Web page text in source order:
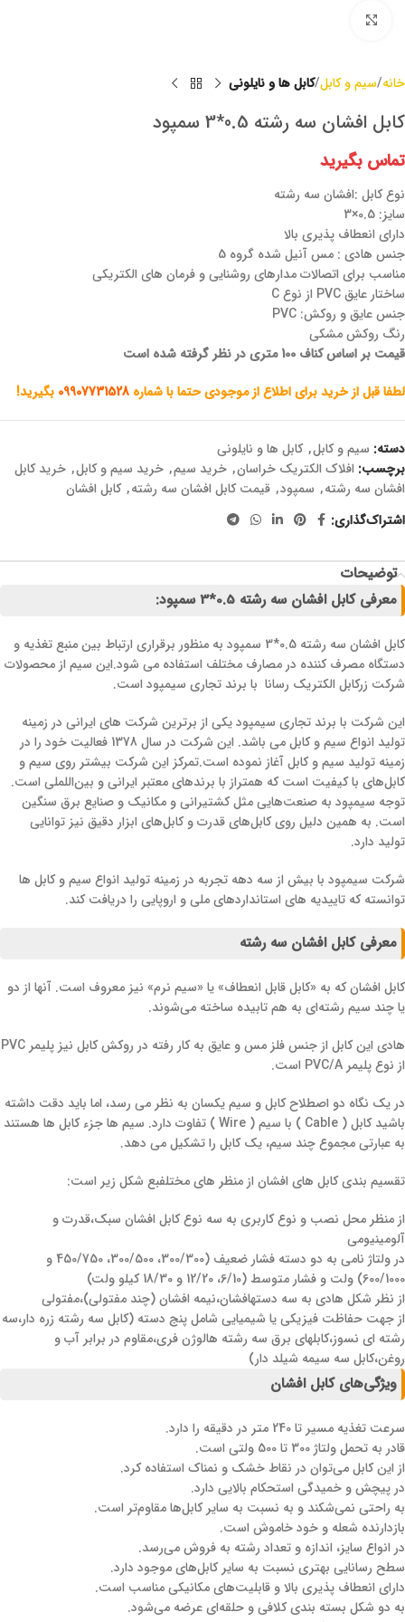
خانه سیم و کابل کابل ها و نایلونی
کابل افشان سه رشته 0.5*3 سمپود
تماس بگیرید
نوع کابل :افشان سه رشته
سایز: 0.5×3
دارای انعطاف پذیری بالا
جنس هادی : مس آنیل شده گروه 5
مناسب برای اتصالات مدارهای روشنایی و فرمان های الکتریکی
ساختار عایق PVC از نوع C
جنس عایق و روکش: PVC
رنگ روکش مشکی
قیمت بر اساس کناف 100 متری در نظر گرفته شده است
لطفا قبل از خرید برای اطلاع از موجودی حتما با شماره 09907731528 بگیرید!
دسته: سیم و کابل, کابل ها و نایلونی
برچسب: افلاک الکتریک خراسان, خرید سیم, خرید سیم و کابل, خرید کابل
افشان سه رشته, سمپود, قیمت کابل افشان سه رشته, کابل افشان
اشتراک‌گذاری:
توضیحات
معرفی کابل افشان سه رشته 0.5*3 سمپود:
کابل افشان سه رشته 0.5*3 سمپود به منظور برقراری ارتباط بین منبع تغذیه و
دستگاه مصرف کننده در مصارف مختلف استفاده می شود.این سیم از محصولات
شرکت زرکابل الکتریک رسانا با برند تجاری سیمپود است.
این شرکت با برند تجاری سیمپود یکی از برترین شرکت های ایرانی در زمینه
تولید انواع سیم و کابل می باشد. این شرکت در سال 1378 فعالیت خود را در
زمینه تولید سیم و کابل آغاز نموده است.تمرکز این شرکت بیشتر روی سیم و
کابل‌های با کیفیت است که همتراز با برندهای معتبر ایرانی و بین‌اللملی است.
توجه سیمپود به صنعت‌هایی مثل کشتیرانی و مکانیک و صنایع برق سنگین
است. به همین دلیل روی کابل‌های قدرت و کابل‌های ابزار دقیق نیز توانایی
تولید دارد.
شرکت سیمپود با بیش از سه دهه تجربه در زمینه تولید انواع سیم و کابل ها
توانسته که تاییدیه های استانداردهای ملی و اروپایی را دریافت کند.
معرفی کابل افشان سه رشته
کابل افشان که به «کابل قابل انعطاف» یا «سیم نرم» نیز معروف است. آنها از دو
یا چند سیم رشته‌ای به هم تابیده ساخته می‌شوند.
هادی این کابل از جنس فلز مس و عایق به کار رفته در روکش کابل نیز پلیمر PVC
از نوع پلیمر PVC/A است.
در یک نگاه دو اصطلاح کابل و سیم یکسان به نظر می رسد، اما باید دقت داشته
باشید کابل ( Cable ) با سیم ( Wire ) تفاوت دارد. سیم ها جزء کابل ها هستند
به عبارتی مجموع چند سیم، یک کابل را تشکیل می دهد.
تقسیم بندی کابل های افشان از منظر های مختلفبع شکل زیر است:
از منظر محل نصب و نوع کاربری به سه نوع کابل افشان سبک،قدرت و
آلومینیومی
در ولتاژ نامی به دو دسته فشار ضعیف (300/300، 300/500، 450/750 و
600/1000) ولت و فشار متوسط (6/10، 12/20 و 18/30 کیلو ولت)
از نظر شکل هادی به سه دستهافشان،نیمه افشان (چند مفتولی)،مفتولی
از جهت حفاظت فیزیکی یا شیمیایی شامل پنج دسته (کابل سه رشته زره دار،سه
رشته ای نسوز،کابلهای برق سه رشته هالوژن فری،مقاوم در برابر آب و
روغن،کابل سه سیمه شیلد دار)
ویژگی‌های کابل افشان
سرعت تغذیه مسیر تا 240 متر در دقیقه را دارد.
قادر به تحمل ولتاژ 300 تا 500 ولتی است.
از این کابل می‌توان در نقاط خشک و نمناک استفاده کرد.
در پیچش و خمیدگی استحکام بالایی دارد.
به راحتی نمی‌شکند و به نسبت به سایر کابل‌ها مقاوم‌تر است.
بازدارنده شعله و خود خاموش است.
در انواع سایز، اندازه و تعداد رشته به فروش می‌رسد.
سطح رسانایی بهتری نسبت به سایر کابل‌های موجود دارد.
دارای انعطاف پذیری بالا و قابلیت‌های مکانیکی مناسب است.
به دو شکل بسته بندی کلافی و حلقه‌ای عرضه می‌شود.